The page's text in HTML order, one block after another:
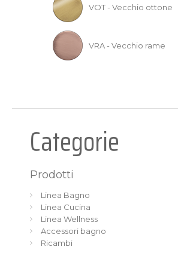
VOT - Vecchio ottone
VRA - Vecchio rame
Categorie
Prodotti
Linea Bagno
Linea Cucina
Linea Wellness
Accessori bagno
Ricambi